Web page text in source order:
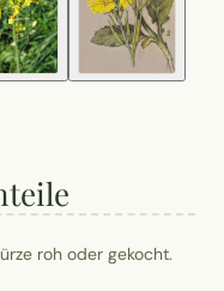
roh oder gekocht.